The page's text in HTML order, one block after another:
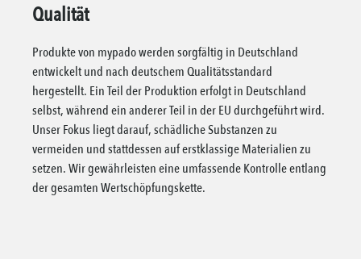
Qualität
Produkte von mypado werden sorgfältig in Deutschland
entwickelt und nach deutschem Qualitätsstandard
hergestellt. Ein Teil der Produktion erfolgt in Deutschland
selbst, während ein anderer Teil in der EU durchgeführt wird.
Unser Fokus liegt darauf, schädliche Substanzen zu
vermeiden und stattdessen auf erstklassige Materialien zu
setzen. Wir gewährleisten eine umfassende Kontrolle entlang
der gesamten Wertschöpfungskette.